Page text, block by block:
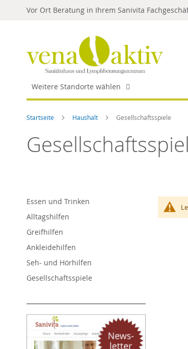
Vor Ort Beratung in Ihrem Sanivita
Weitere Standorte wählen
Startseite Haushalt Gesellschaftsspiele
Essen und Trinken
Alltagshilfen
Greifhilfen
Ankleidehilfen
Seh- und Hörhilfen
Gesellschaftsspiele